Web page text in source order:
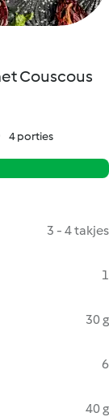
Couscous
4 porties
3 - 4 takjes
1
30 g
6
40 g